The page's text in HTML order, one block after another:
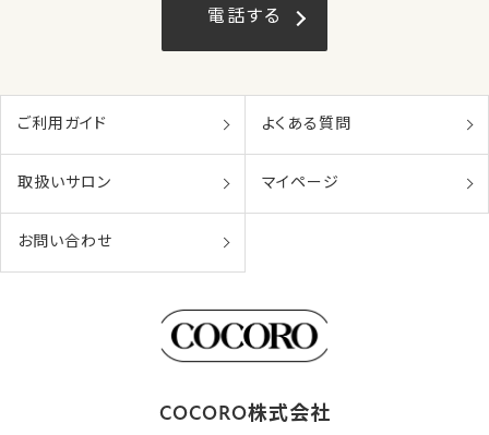
電話する
ご利用ガイド よくある質問
取扱いサロン マイページ
お問い合わせ
COCORO株式会社